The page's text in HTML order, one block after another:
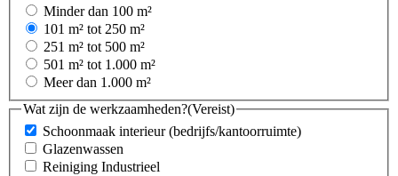
Minder dan 100 m²
101 m² tot 250 m²
251 m² tot 500 m²
501 m² tot 1.000 m²
Meer dan 1.000 m²
Wat zijn de werkzaamheden?(Vereist)
Schoonmaak interieur (bedrijfs/kantoorruimte)
Glazenwassen
Reiniging Industrieel